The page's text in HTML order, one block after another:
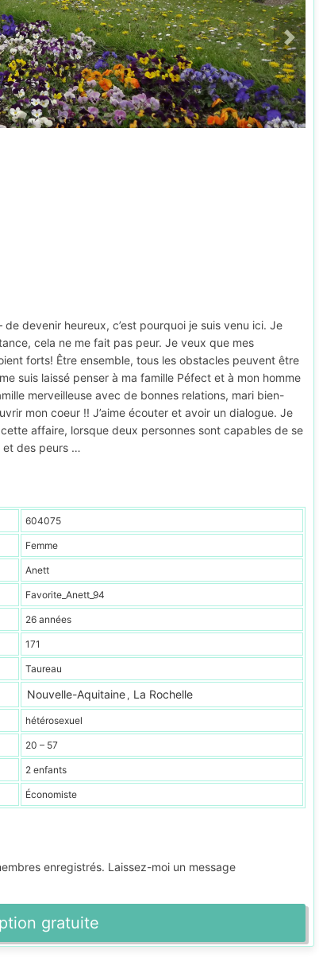
devenir heureux, c’est pourquoi je suis venu ici. Je
cela ne me fait pas peur. Je veux que mes
forts! Être ensemble, tous les obstacles peuvent être
suis laissé penser à ma famille Péfect et à mon homme
merveilleuse avec de bonnes relations, mari bien-
mon coeur !! J’aime écouter et avoir un dialogue. Je
affaire, lorsque deux personnes sont capables de se
et des peurs …
604075
Femme
Anett
Favorite_Anett_94
26 années
171
Taureau
Nouvelle-Aquitaine , La Rochelle
hétérosexuel
20 – 57
2 enfants
Économiste
enregistrés. Laissez-moi un message
gratuite